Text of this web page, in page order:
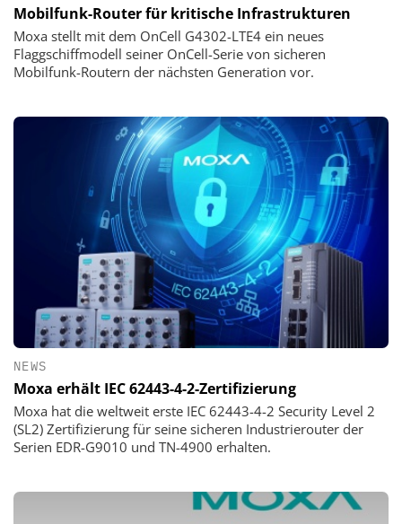
Mobilfunk-Router für kritische Infrastrukturen
Moxa stellt mit dem OnCell G4302-LTE4 ein neues
Flaggschiffmodell seiner OnCell-Serie von sicheren
Mobilfunk-Routern der nächsten Generation vor.
NEWS
Moxa erhält IEC 62443-4-2-Zertifizierung
Moxa hat die weltweit erste IEC 62443-4-2 Security Level 2
(SL2) Zertifizierung für seine sicheren Industrierouter der
Serien EDR-G9010 und TN-4900 erhalten.